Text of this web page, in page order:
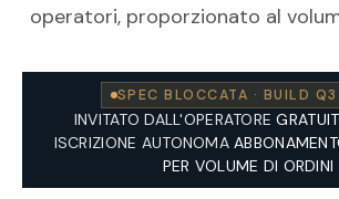
operatori, proporzionato al
SPEC BLOCCATA · BUILD
INVITATO DALL'OPERATORE
ISCRIZIONE AUTONOMA
PER VOLUME DI ORDINI